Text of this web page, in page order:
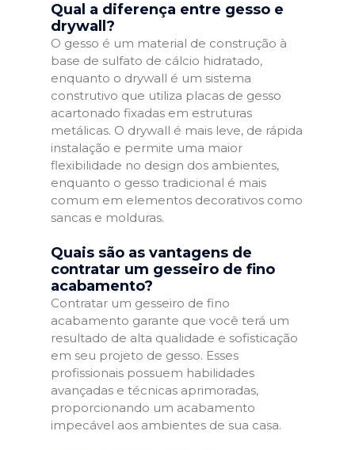
Qual a diferença entre gesso e
drywall?
O gesso é um material de construção à
base de sulfato de cálcio hidratado,
enquanto o drywall é um sistema
construtivo que utiliza placas de gesso
acartonado fixadas em estruturas
metálicas. O drywall é mais leve, de rápida
instalação e permite uma maior
flexibilidade no design dos ambientes,
enquanto o gesso tradicional é mais
comum em elementos decorativos como
sancas e molduras.
Quais são as vantagens de
contratar um gesseiro de fino
acabamento?
Contratar um gesseiro de fino
acabamento garante que você terá um
resultado de alta qualidade e sofisticação
em seu projeto de gesso. Esses
profissionais possuem habilidades
avançadas e técnicas aprimoradas,
proporcionando um acabamento
impecável aos ambientes de sua casa.